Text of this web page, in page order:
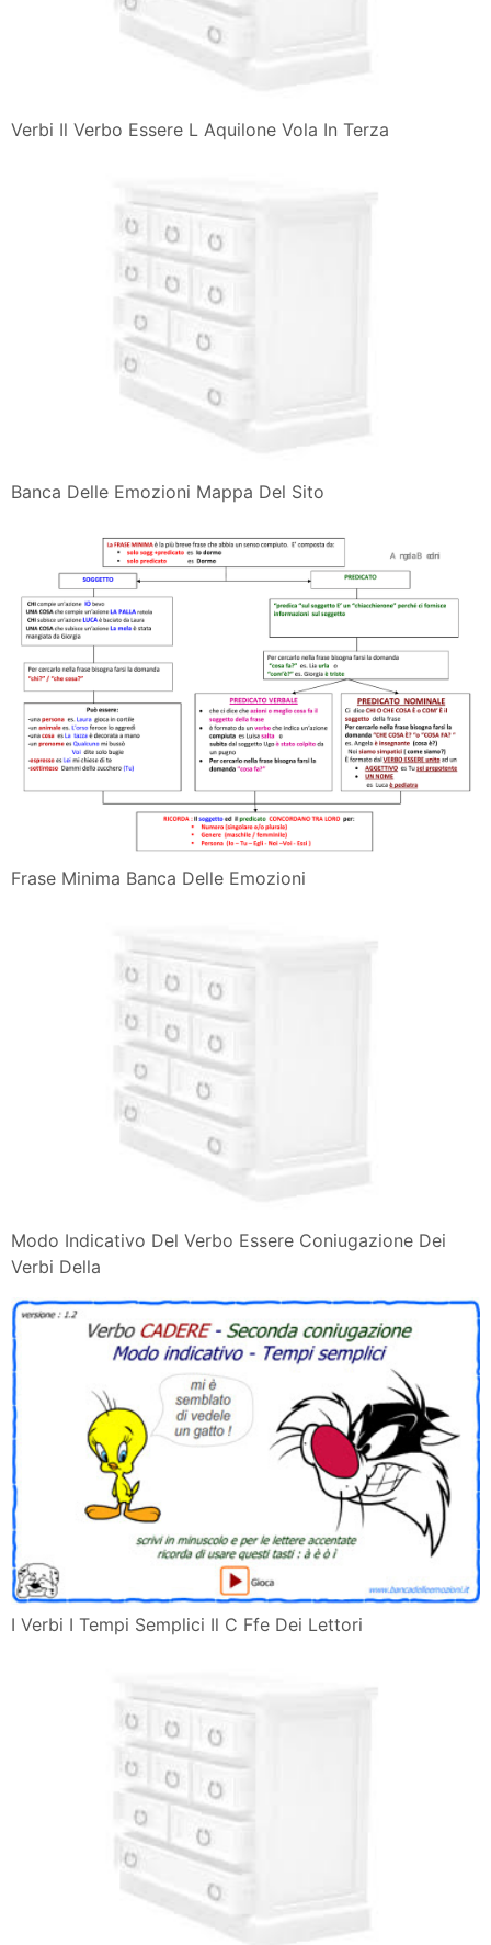
Verbi Il Verbo Essere L Aquilone Vola In Terza
Banca Delle Emozioni Mappa Del Sito
Frase Minima Banca Delle Emozioni
Modo Indicativo Del Verbo Essere Coniugazione Dei
Verbi Della
I Verbi I Tempi Semplici Il C Ffe Dei Lettori